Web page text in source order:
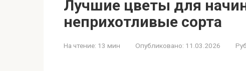
Лучшие цветы для
неприхотливые сорта
На чтение: 13 мин Опубликовано: 11.03.2026